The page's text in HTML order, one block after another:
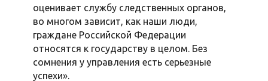
оценивает службу следственных органов,
во многом зависит, как наши люди,
граждане Российской Федерации
относятся к государству в целом. Без
сомнения у управления есть серьезные
успехи».